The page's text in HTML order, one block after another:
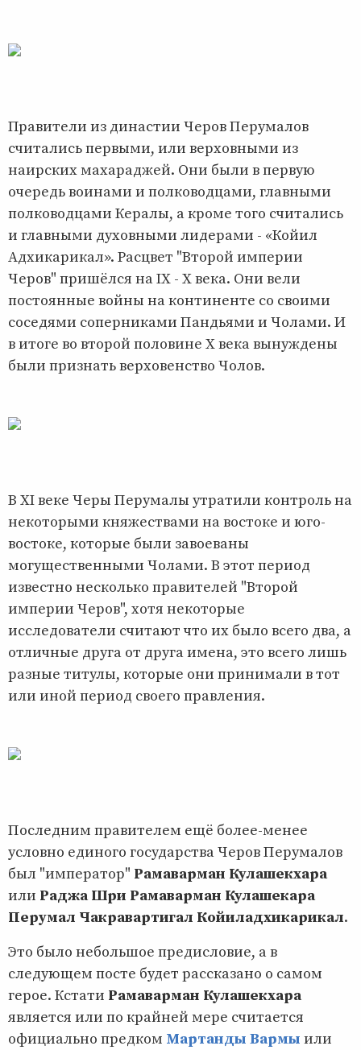
Правители из династии Черов Перумалов
считались первыми, или верховными из
наирских махараджей. Они были в первую
очередь воинами и полководцами, главными
полководцами Кералы, а кроме того считались
и главными духовными лидерами - «Койил
Адхикарикал». Расцвет "Второй империи
Черов" пришёлся на IX - X века. Они вели
постоянные войны на континенте со своими
соседями соперниками Пандьями и Чолами. И
в итоге во второй половине X века вынуждены
были признать верховенство Чолов.
В XI веке Черы Перумалы утратили контроль на
некоторыми княжествами на востоке и юго-
востоке, которые были завоеваны
могущественными Чолами. В этот период
известно несколько правителей "Второй
империи Черов", хотя некоторые
исследователи считают что их было всего два, а
отличные друга от друга имена, это всего лишь
разные титулы, которые они принимали в тот
или иной период своего правления.
Последним правителем ещё более-менее
условно единого государства Черов Перумалов
был "император" Рамаварман Кулашекхара
или Раджа Шри Рамаварман Кулашекара
Перумал Чакравартигал Койиладхикарикал.
Это было небольшое предисловие, а в
следующем посте будет рассказано о самом
герое. Кстати Рамаварман Кулашекхара
является или по крайней мере считается
официально предком Мартанды Вармы или